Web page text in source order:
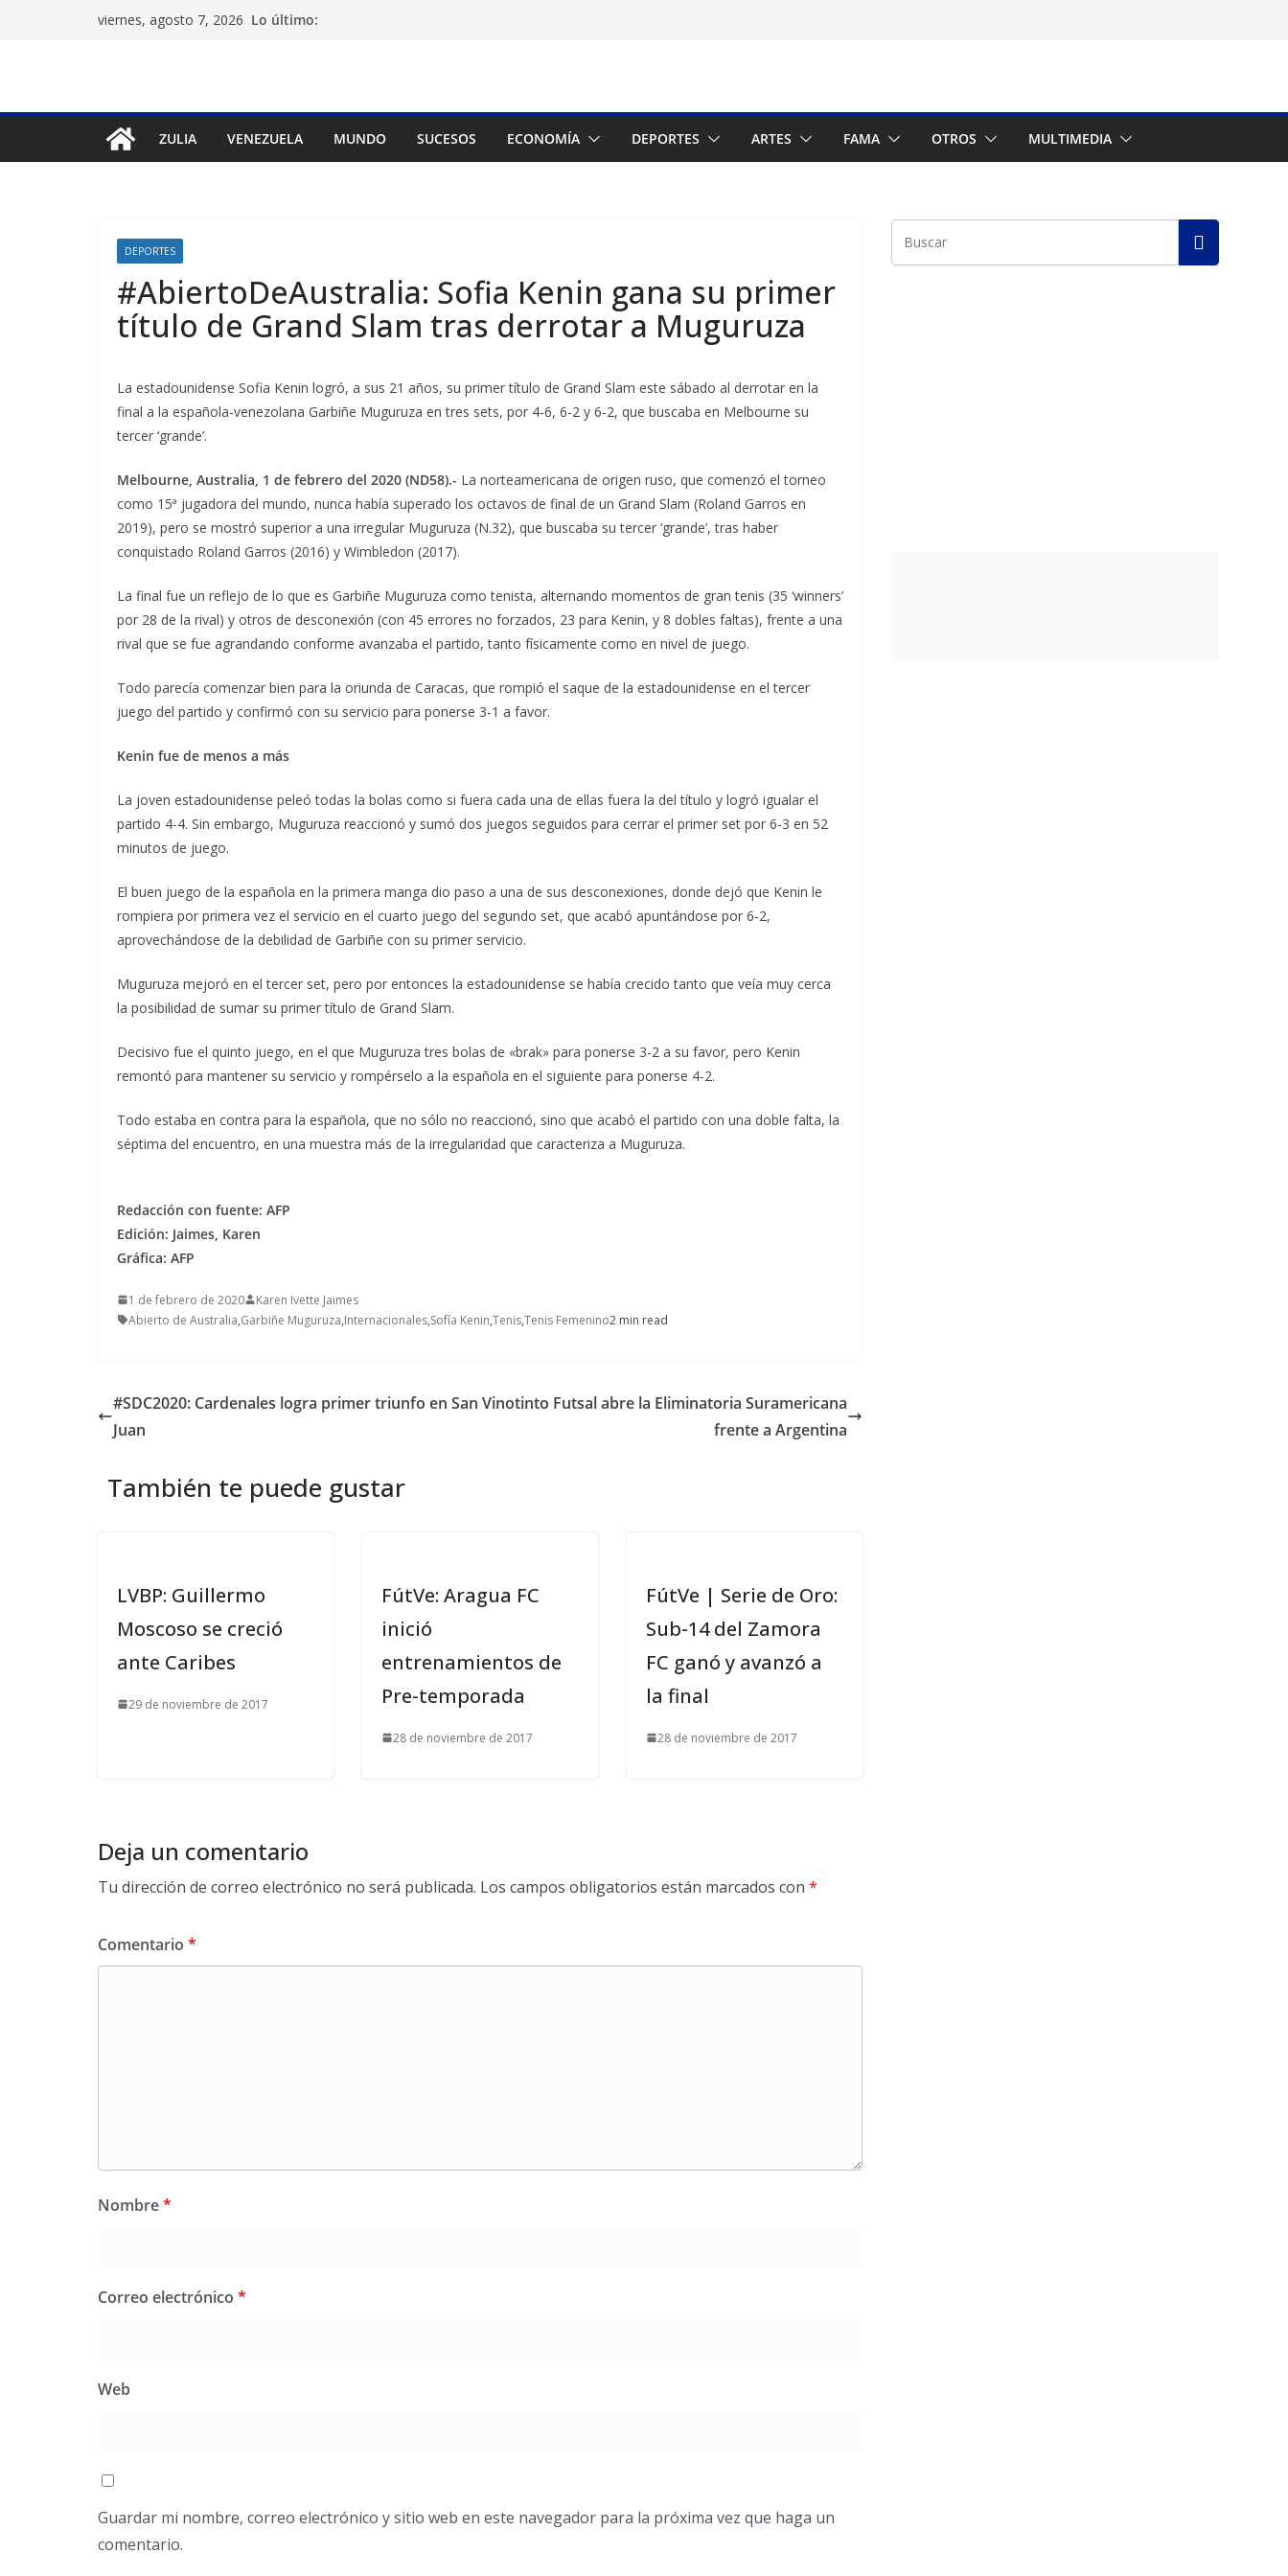
viernes, agosto 7, 2026 Lo último:
ZULIA VENEZUELA MUNDO SUCESOS ECONOMÍA DEPORTES ARTES FAMA OTROS MULTIMEDIA
DEPORTES
#AbiertoDeAustralia: Sofia Kenin gana su primer
título de Grand Slam tras derrotar a Muguruza
La estadounidense Sofia Kenin logró, a sus 21 años, su primer título de Grand Slam este sábado al derrotar en la
final a la española-venezolana Garbiñe Muguruza en tres sets, por 4-6, 6-2 y 6-2, que buscaba en Melbourne su
tercer ‘grande’.
Melbourne, Australia, 1 de febrero del 2020 (ND58).- La norteamericana de origen ruso, que comenzó el torneo
como 15ª jugadora del mundo, nunca había superado los octavos de final de un Grand Slam (Roland Garros en
2019), pero se mostró superior a una irregular Muguruza (N.32), que buscaba su tercer ‘grande’, tras haber
conquistado Roland Garros (2016) y Wimbledon (2017).
La final fue un reflejo de lo que es Garbiñe Muguruza como tenista, alternando momentos de gran tenis (35 ‘winners’
por 28 de la rival) y otros de desconexión (con 45 errores no forzados, 23 para Kenin, y 8 dobles faltas), frente a una
rival que se fue agrandando conforme avanzaba el partido, tanto físicamente como en nivel de juego.
Todo parecía comenzar bien para la oriunda de Caracas, que rompió el saque de la estadounidense en el tercer
juego del partido y confirmó con su servicio para ponerse 3-1 a favor.
Kenin fue de menos a más
La joven estadounidense peleó todas la bolas como si fuera cada una de ellas fuera la del título y logró igualar el
partido 4-4. Sin embargo, Muguruza reaccionó y sumó dos juegos seguidos para cerrar el primer set por 6-3 en 52
minutos de juego.
El buen juego de la española en la primera manga dio paso a una de sus desconexiones, donde dejó que Kenin le
rompiera por primera vez el servicio en el cuarto juego del segundo set, que acabó apuntándose por 6-2,
aprovechándose de la debilidad de Garbiñe con su primer servicio.
Muguruza mejoró en el tercer set, pero por entonces la estadounidense se había crecido tanto que veía muy cerca
la posibilidad de sumar su primer título de Grand Slam.
Decisivo fue el quinto juego, en el que Muguruza tres bolas de «brak» para ponerse 3-2 a su favor, pero Kenin
remontó para mantener su servicio y rompérselo a la española en el siguiente para ponerse 4-2.
Todo estaba en contra para la española, que no sólo no reaccionó, sino que acabó el partido con una doble falta, la
séptima del encuentro, en una muestra más de la irregularidad que caracteriza a Muguruza.
Redacción con fuente: AFP
Edición: Jaimes, Karen
Gráfica: AFP
1 de febrero de 2020
Karen Ivette Jaimes
Abierto de Australia,Garbiñe Muguruza,Internacionales,Sofía Kenin,Tenis,Tenis Femenino2 min read
#SDC2020: Cardenales logra primer triunfo en San
Juan
Vinotinto Futsal abre la Eliminatoria Suramericana
frente a Argentina
También te puede gustar
LVBP: Guillermo
Moscoso se creció
ante Caribes
29 de noviembre de 2017
FútVe: Aragua FC
inició
entrenamientos de
Pre-temporada
28 de noviembre de 2017
FútVe | Serie de Oro:
Sub-14 del Zamora
FC ganó y avanzó a
la final
28 de noviembre de 2017
Deja un comentario
Tu dirección de correo electrónico no será publicada. Los campos obligatorios están marcados con *
Comentario *
Nombre*
Correo electrónico *
Web
Guardar mi nombre, correo electrónico y sitio web en este navegador para la próxima vez que haga un
comentario.